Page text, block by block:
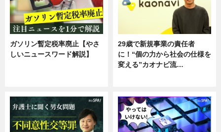
ガソリン暫定税率廃止【やさ
しいニュースワード解説】
29歳で新規事業の責任者
に！“個の力から社会の仕様を
変える”カオナビ流…